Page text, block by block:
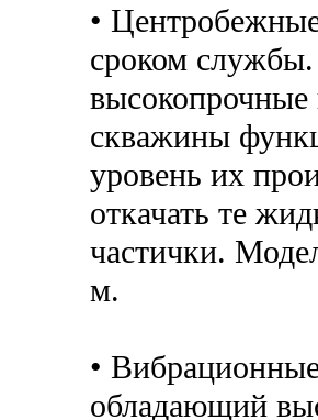
•
сроком службы.
скважины
уровень их
откачать те
частички.
м.
•
обладающий